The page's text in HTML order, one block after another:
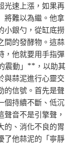
光速上漲，如果再
將難以為繼。他拿
小銀勺，從缸底撈
間的發酵物。這蒜
，他就要用手指彈
震動」**，以助其
與蒜泥進行心靈交
的信號。首先是聲
個持續不斷、低沉
音不是引擎聲，
的、消化不良的胃
了他蒜泥的「寧靜